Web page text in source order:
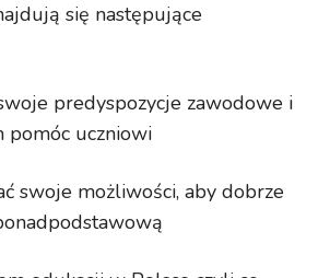
się następujące
predyspozycje zawodowe i
pomóc uczniowi
swoje możliwości, aby dobrze